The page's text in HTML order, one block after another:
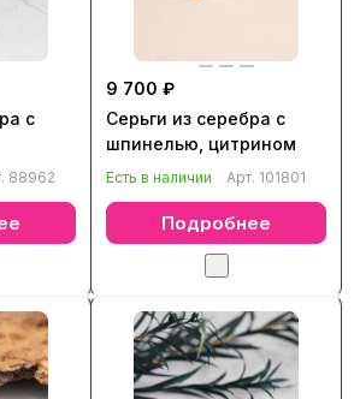
с
88962
9 700 ₽
Серьги из серебра с
шпинелью, цитрином
Есть в наличии Арт. 101801
Подробнее